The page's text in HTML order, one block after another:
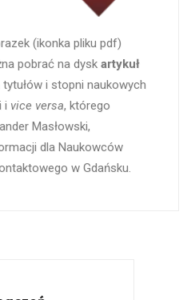
(ikonka pliku pdf)
pobrać na dysk artykuł
i stopni naukowych
i vice versa, którego
Masłowski,
dla Naukowców
w Gdańsku.